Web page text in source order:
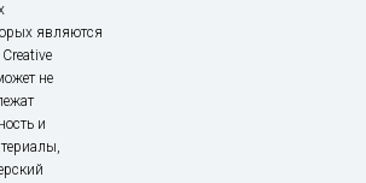
являются
не
и